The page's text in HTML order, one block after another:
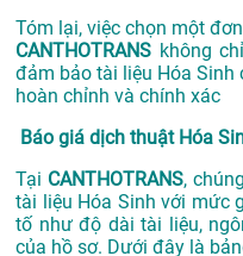
Tóm lại, việc chọn một
CANTHOTRANS không
đảm bảo tài liệu Hóa
hoàn chỉnh và chính xác
Báo giá dịch thuật Hóa
Tại CANTHOTRANS,
tài liệu Hóa Sinh với mức
tố như độ dài tài liệu,
của hồ sơ. Dưới đây là